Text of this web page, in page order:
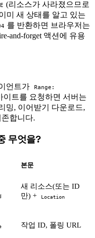
(리소스가 사라졌으므로
미 새 상태를 알고 있는
를 반환하면 브라우저는
and-forget 액션에 유용
언트가
Range:
이트를 요청하면 서버는
밍, 이어받기 다운로드,
존합니다.
무엇을?
본문
새 리소스(또는 ID
만) +
Location
작업 ID, 폴링 URL